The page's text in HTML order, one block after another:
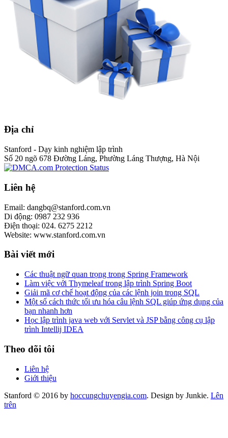
Địa chỉ
Stanford - Dạy kinh nghiệm lập trình
Số 20 ngõ 678 Đường Láng, Phường Láng Thượng, Hà Nội
Liên hệ
Email: dangbq@stanford.com.vn
Di động: 0987 232 936
Điện thoại: 024. 6275 2212
Website: www.stanford.com.vn
Bài viết mới
Các thuật ngữ quan trọng trong Spring Framework
Làm việc với Thymeleaf trong lập trình Spring Boot
Giải mã cơ chế hoạt động của các lệnh join trong SQL
Một số cách thức tối ưu hóa câu lệnh SQL giúp ứng dụng của
bạn nhanh hơn
Học lập trình java web với Servlet và JSP bằng công cụ lập
trình Intellij IDEA
Theo dõi tôi
Liên hệ
Giới thiệu
Stanford © 2016 by hoccungchuyengia.com. Design by Junkie. Lên
trên